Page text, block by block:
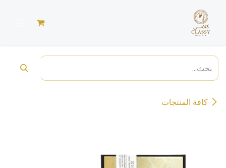
كافة المنتجات